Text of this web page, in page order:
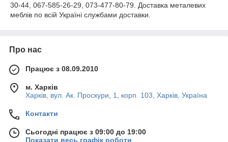
30-44, 067-585-26-29, 073-477-80-79. Доставка металевих
меблів по всій Україні службами доставки.
Про нас
Працює з 08.09.2010
м. Харків
Харків, вул. Ак. Проскури, 1, корп. 103, Харків, Україна
Контакти
Сьогодні працює з 09:00 до 19:00
Показати весь графік роботи